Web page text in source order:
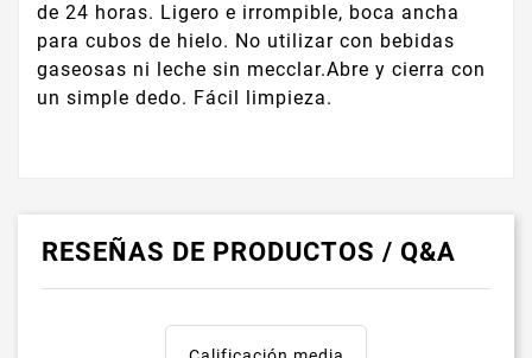
de 24 horas. Ligero e irrompible, boca ancha
para cubos de hielo. No utilizar con bebidas
gaseosas ni leche sin mecclar.Abre y cierra con
un simple dedo. Fácil limpieza.
RESEÑAS DE PRODUCTOS / Q&A